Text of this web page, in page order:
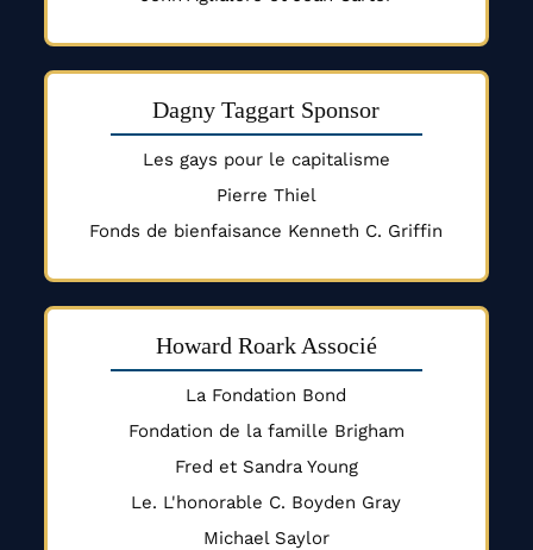
Dagny Taggart Sponsor
Les gays pour le capitalisme
Pierre Thiel
Fonds de bienfaisance Kenneth C. Griffin
Howard Roark Associé
La Fondation Bond
Fondation de la famille Brigham
Fred et Sandra Young
Le. L'honorable C. Boyden Gray
Michael Saylor